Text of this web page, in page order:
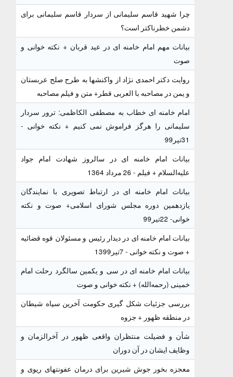
چرا شهید قاسم سلیمانی از سردار قاسم سلیمانی برای
دشمن خطرناکتر است؟
بیانات مهم امام خامنه ای در عید قربان + نکته خوانی و
صوت
روایت دکتر احمدی نژاد از واکنشها به طرح صلح عربستان
و یمن در مصاحبه با العربی قطر+ متن و فیلم مصاحبه
امام خامنه ای خطاب به مصطفی الکاظمی: ترور سردار
سلیمانی را هرگز فراموش نمی کنیم + نکته خوانی -
31تیر99
بیانات امام خامنه ای در سالروز شهادت امام جواد
علیه‌السلام + فیلم - 26 مرداد 1364
بیانات امام خامنه ای در ارتباط تصویری با نمایندگان
یازدهمین دوره مجلس شورای اسلامی+ صوت و نکته
خوانی- 22تیر99
بیانات امام خامنه ای در دیدار رئیس و مسئولان قوه قضائیه
+ صوت و نکته خوانی - 7تیر1399
بیانات امام خامنه ای در سی و یکمین سالگرد رحلت امام
خمینی (رحمه‌الله) + نکته خوانی و صوت
بررسی جزئیات شکل گیری حکومت آخرین سپاه شیطان
در منطقه ظهور + جزوه
شأن و فضیلت منتظران واقعی ظهور در آخرالزمان و
وظایف ایشان در آن دوران
معجزه بخور جوش شیرین برای درمان عفونتهای ریوی و